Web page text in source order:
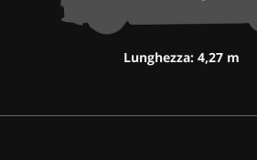
Lunghezza: 4,27 m